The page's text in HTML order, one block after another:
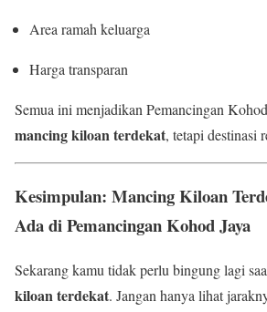
Area ramah keluarga
Harga transparan
Semua ini menjadikan Pemancingan
mancing kiloan terdekat, tetapi destinasi
Kesimpulan: Mancing Kiloan
Ada di Pemancingan Kohod Jaya
Sekarang kamu tidak perlu bingung lagi
kiloan terdekat. Jangan hanya lihat